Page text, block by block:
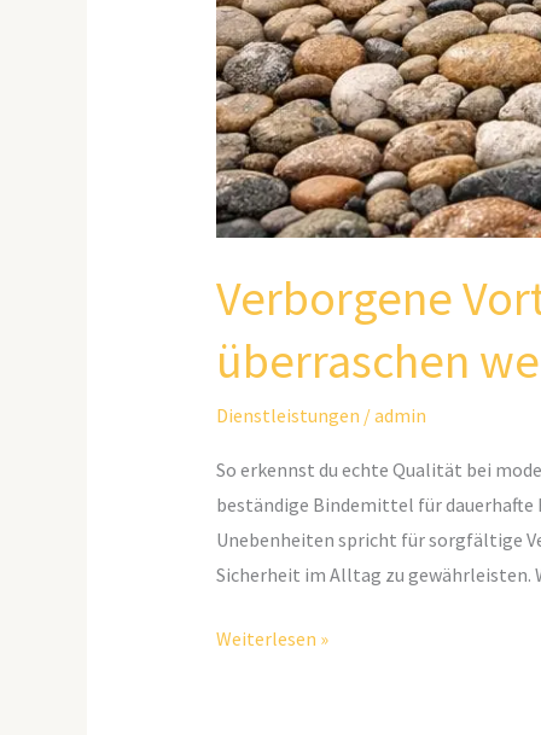
Verborgene
überraschen
Dienstleistungen /admin
So erkennst du echte Qualität bei
beständige Bindemittel für
Unebenheiten spricht für sorgfältige
Sicherheit im Alltag zu gewährleisten.
Weiterlesen »